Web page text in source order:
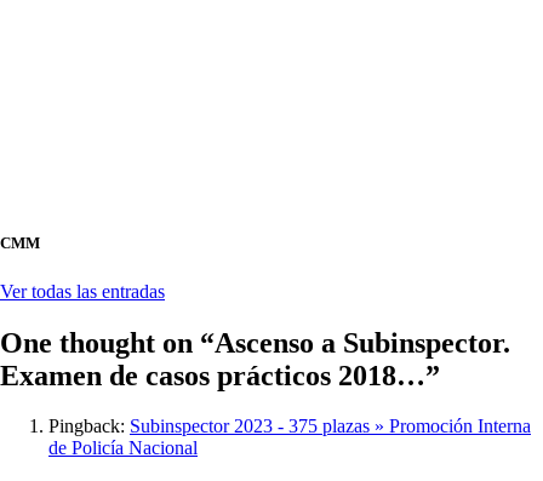
CMM
Ver todas las entradas
One thought on “Ascenso a Subinspector.
Examen de casos prácticos 2018…”
Pingback: Subinspector 2023 - 375 plazas » Promoción Interna
de Policía Nacional